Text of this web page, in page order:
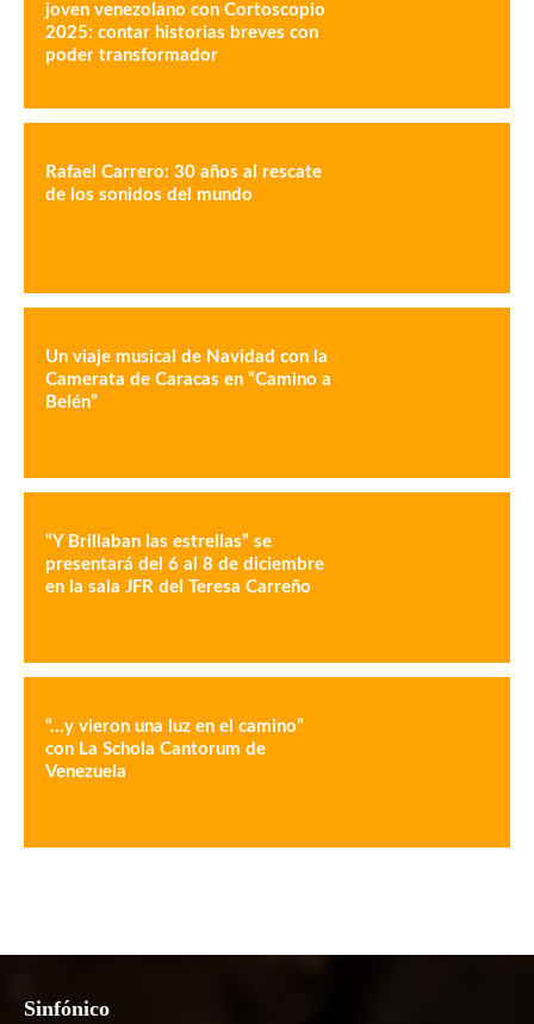
joven venezolano con Cortoscopio
2025: contar historias breves con
poder transformador
Rafael Carrero: 30 años al rescate
de los sonidos del mundo
Un viaje musical de Navidad con la
Camerata de Caracas en “Camino a
Belén”
“Y Brillaban las estrellas” se
presentará del 6 al 8 de diciembre
en la sala JFR del Teresa Carreño
“…y vieron una luz en el camino”
con La Schola Cantorum de
Venezuela
Sinfónico